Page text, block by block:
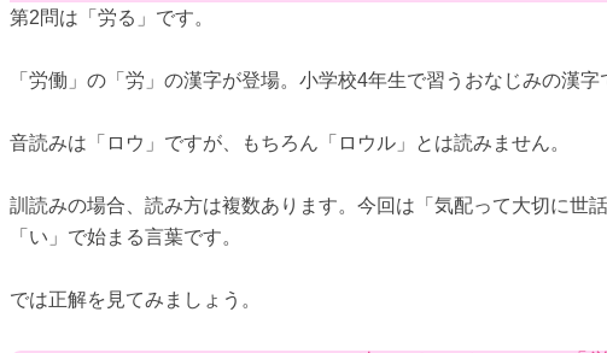
第2問は「労る」です。
「労働」の「労」の漢字が登場。小学校4年生で習うおなじみの漢字
音読みは「ロウ」ですが、もちろん「ロウル」とは読みません。
訓読みの場合、読み方は複数あります。今回は「気配って大切に世
「い」で始まる言葉です。
では正解を見てみましょう。